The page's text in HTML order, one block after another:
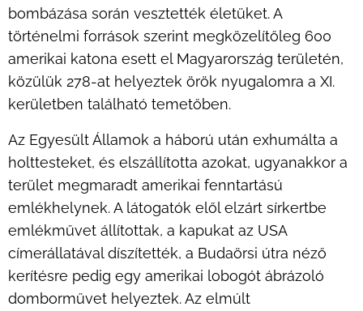
bombázása során vesztették életüket. A
történelmi források szerint megközelítőleg 600
amerikai katona esett el Magyarország területén,
közülük 278-at helyeztek örök nyugalomra a XI.
kerületben található temetőben.
Az Egyesült Államok a háború után exhumálta a
holttesteket, és elszállította azokat, ugyanakkor a
terület megmaradt amerikai fenntartású
emlékhelynek. A látogatók elől elzárt sírkertbe
emlékművet állítottak, a kapukat az USA
címerállatával díszítették, a Budaörsi útra néző
kerítésre pedig egy amerikai lobogót ábrázoló
domborművet helyeztek. Az elmúlt